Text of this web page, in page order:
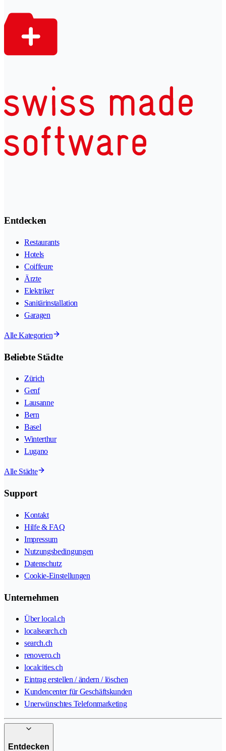
Entdecken
Restaurants
Hotels
Coiffeure
Ärzte
Elektriker
Sanitärinstallation
Garagen
Alle Kategorien
Beliebte Städte
Zürich
Genf
Lausanne
Bern
Basel
Winterthur
Lugano
Alle Städte
Support
Kontakt
Hilfe & FAQ
Impressum
Nutzungsbedingungen
Datenschutz
Cookie-Einstellungen
Unternehmen
Über local.ch
localsearch.ch
search.ch
renovero.ch
localcities.ch
Eintrag erstellen / ändern / löschen
Kundencenter für Geschäftskunden
Unerwünschtes Telefonmarketing
Entdecken